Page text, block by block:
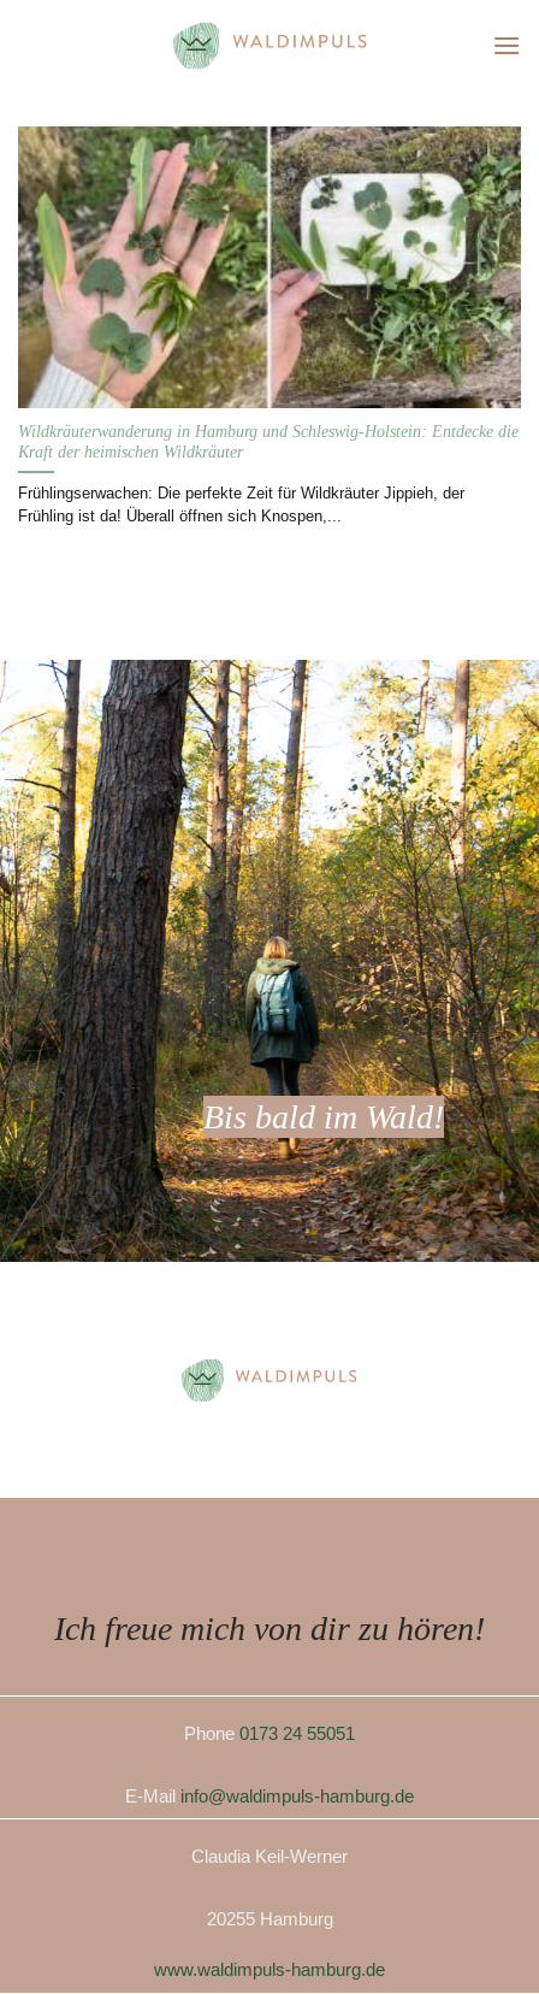
Wildkräuterwanderung in Hamburg und Schleswig-Holstein: Entdecke die
Kraft der heimischen Wildkräuter
Frühlingserwachen: Die perfekte Zeit für Wildkräuter Jippieh, der
Frühling ist da! Überall öffnen sich Knospen,...
Bis bald im Wald!
Ich freue mich von dir zu hören!
Phone 0173 24 55051
E-Mail info@waldimpuls-hamburg.de
Claudia Keil-Werner
20255 Hamburg
www.waldimpuls-hamburg.de